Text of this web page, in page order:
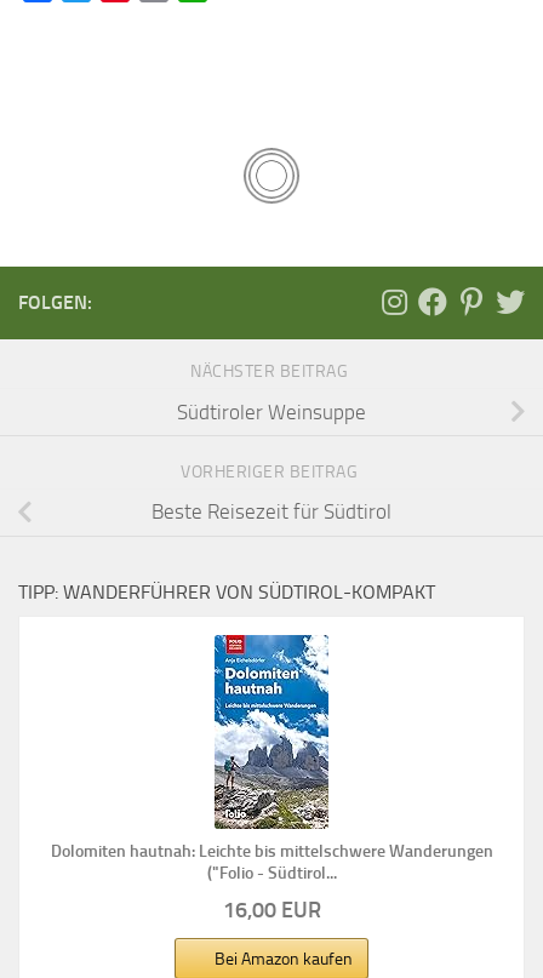
FOLGEN:
NÄCHSTER BEITRAG
Südtiroler Weinsuppe
VORHERIGER BEITRAG
Beste Reisezeit für Südtirol
TIPP: WANDERFÜHRER VON SÜDTIROL-KOMPAKT
Dolomiten hautnah: Leichte bis mittelschwere Wanderungen
("Folio - Südtirol...
16,00 EUR
Bei Amazon kaufen